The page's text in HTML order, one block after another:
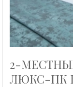
2-
ЛЮКС-ПК